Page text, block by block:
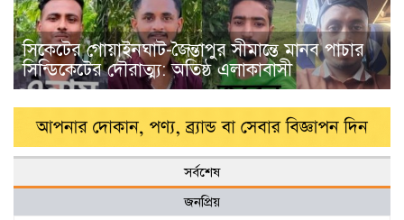
সিকেটের গোয়াইনঘাট-জৈন্তাপুর সীমান্তে মানব পাচার
সিন্ডিকেটের দৌরাত্ম্য: অতিষ্ঠ এলাকাবাসী
সর্বশেষ
জনপ্রিয়